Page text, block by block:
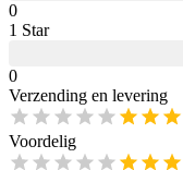
0
1 Star
0
Verzending en levering
Voordelig